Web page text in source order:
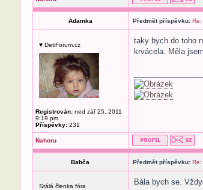
Adamka Předmět příspěvku: Re:
♥ DetiForum.cz
Registrován:ned zář 25, 2011
9:19 pm
Příspěvky:231
taky bych do toho
krvácela. Měla
Nahoru
Babča Předmět příspěvku: Re:
Stálá členka fóra Bála bych se.